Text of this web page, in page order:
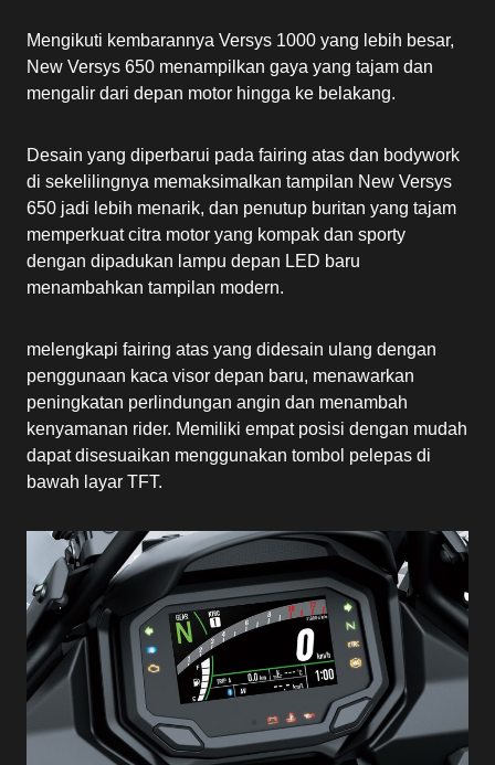
Mengikuti kembarannya Versys 1000 yang lebih besar,
New Versys 650 menampilkan gaya yang tajam dan
mengalir dari depan motor hingga ke belakang.
Desain yang diperbarui pada fairing atas dan bodywork
di sekelilingnya memaksimalkan tampilan New Versys
650 jadi lebih menarik, dan penutup buritan yang tajam
memperkuat citra motor yang kompak dan sporty
dengan dipadukan lampu depan LED baru
menambahkan tampilan modern.
melengkapi fairing atas yang didesain ulang dengan
penggunaan kaca visor depan baru, menawarkan
peningkatan perlindungan angin dan menambah
kenyamanan rider. Memiliki empat posisi dengan mudah
dapat disesuaikan menggunakan tombol pelepas di
bawah layar TFT.